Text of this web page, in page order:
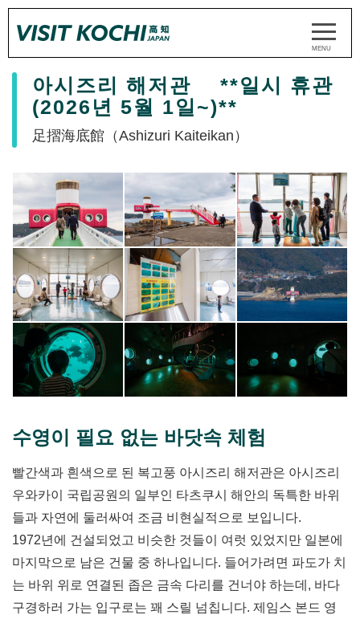
아시즈리 해저관 **일시 휴관
(2026년 5월 1일~)**
足摺海底館（Ashizuri Kaiteikan）
수영이 필요 없는 바닷속 체험
빨간색과 흰색으로 된 복고풍 아시즈리 해저관은 아시즈리
우와카이 국립공원의 일부인 타츠쿠시 해안의 독특한 바위
들과 자연에 둘러싸여 조금 비현실적으로 보입니다.
1972년에 건설되었고 비슷한 것들이 여럿 있었지만 일본에
마지막으로 남은 건물 중 하나입니다. 들어가려면 파도가 치
는 바위 위로 연결된 좁은 금속 다리를 건너야 하는데, 바다
구경하러 가는 입구로는 꽤 스릴 넘칩니다. 제임스 본드 영